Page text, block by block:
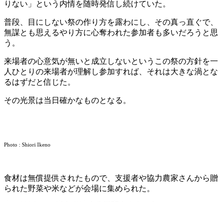
りない」という内情を随時発信し続けていた。
普段、目にしない祭の作り方を露わにし、その真っ直ぐで、
無謀とも思えるやり方に心奪われた参加者も多いだろうと思
う。
来場者の心意気が無いと成立しないというこの祭の方針を一
人ひとりの来場者が理解し参加すれば、それは大きな渦とな
るはずだと信じた。
その光景は当日確かなものとなる。
Photo : Shiori Ikeno
食材は無償提供されたもので、支援者や協力農家さんから贈
られた野菜や米などが会場に集められた。